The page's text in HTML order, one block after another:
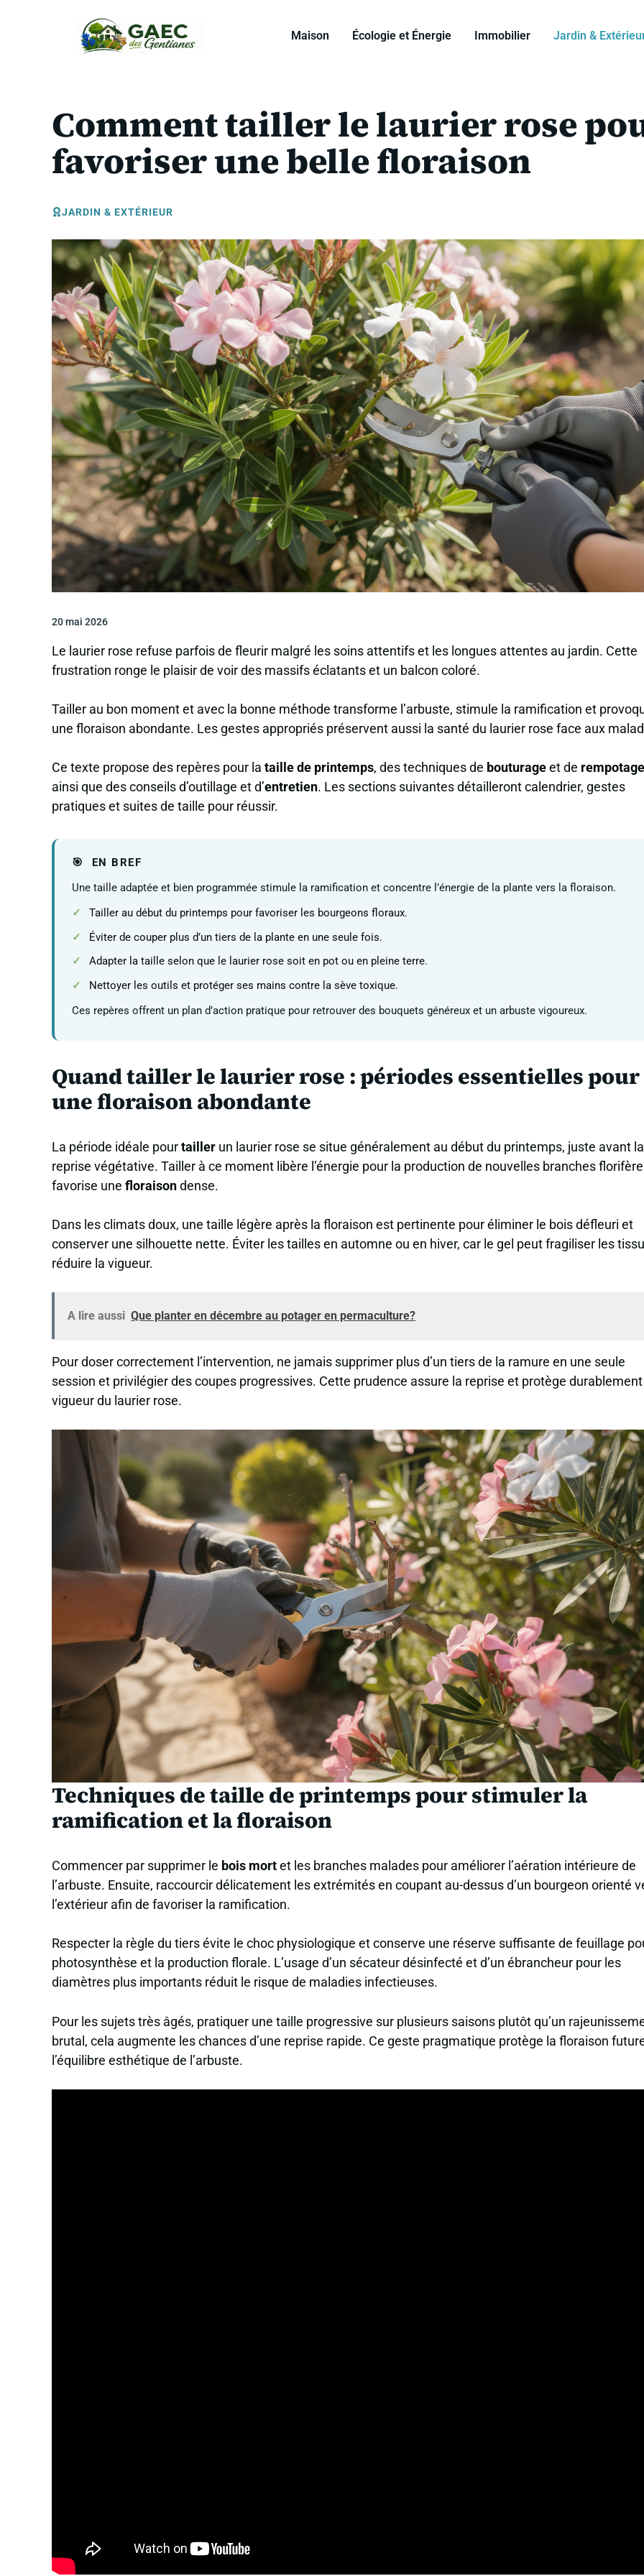
Maison Écologie et Énergie Immobilier Jardin &
Comment tailler le laurier rose
favoriser une belle floraison
JARDIN & EXTÉRIEUR
20 mai 2026
Le laurier rose refuse parfois de fleurir malgré les soins attentifs et les longues attentes au jardin. Cette
frustration ronge le plaisir de voir des massifs éclatants et un balcon coloré.
Tailler au bon moment et avec la bonne méthode transforme l’arbuste, stimule la ramification et
une floraison abondante. Les gestes appropriés préservent aussi la santé du laurier rose face aux
Ce texte propose des repères pour la taille de printemps, des techniques de bouturageet de rempotage
ainsi que des conseils d’outillage et d’entretien. Les sections suivantes détailleront calendrier, gestes
pratiques et suites de taille pour réussir.
EN BREF
Une taille adaptée et bien programmée stimule la ramification et concentre l’énergie de la plante vers la floraison.
Tailler au début du printemps pour favoriser les bourgeons floraux.
Éviter de couper plus d’un tiers de la plante en une seule fois.
Adapter la taille selon que le laurier rose soit en pot ou en pleine terre.
Nettoyer les outils et protéger ses mains contre la sève toxique.
Ces repères offrent un plan d’action pratique pour retrouver des bouquets généreux et un arbuste vigoureux.
Quand tailler le laurier rose : périodes essentielles pour
une floraison abondante
La période idéale pourtailler un laurier rose se situe généralement au début du printemps, juste avant la
reprise végétative. Tailler à ce moment libère l’énergie pour la production de nouvelles branches
favorise une floraisondense.
Dans les climats doux, une taille légère après la floraison est pertinente pour éliminer le bois défleuri et
conserver une silhouette nette. Éviter les tailles en automne ou en hiver, car le gel peut fragiliser les
réduire la vigueur.
A lire aussi Que planter en décembre au potager en permaculture?
Pour doser correctement l’intervention, ne jamais supprimer plus d’un tiers de la ramure en une seule
session et privilégier des coupes progressives. Cette prudence assure la reprise et protège
vigueur du laurier rose.
Techniques de taille de printemps pour stimuler la
ramification et la floraison
Commencer par supprimer le bois mortet les branches malades pour améliorer l’aération intérieure de
l’arbuste. Ensuite, raccourcir délicatement les extrémités en coupant au-dessus d’un bourgeon orienté
l’extérieur afin de favoriser la ramification.
Respecter la règle du tiers évite le choc physiologique et conserve une réserve suffisante de feuillage
photosynthèse et la production florale. L’usage d’un sécateur désinfecté et d’un ébrancheur pour les
diamètres plus importants réduit le risque de maladies infectieuses.
Pour les sujets très âgés, pratiquer une taille progressive sur plusieurs saisons plutôt qu’un
brutal, cela augmente les chances d’une reprise rapide. Ce geste pragmatique protège la floraison
l’équilibre esthétique de l’arbuste.